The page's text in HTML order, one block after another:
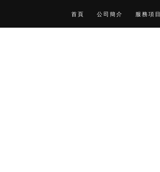
首頁 公司簡介 服務項目